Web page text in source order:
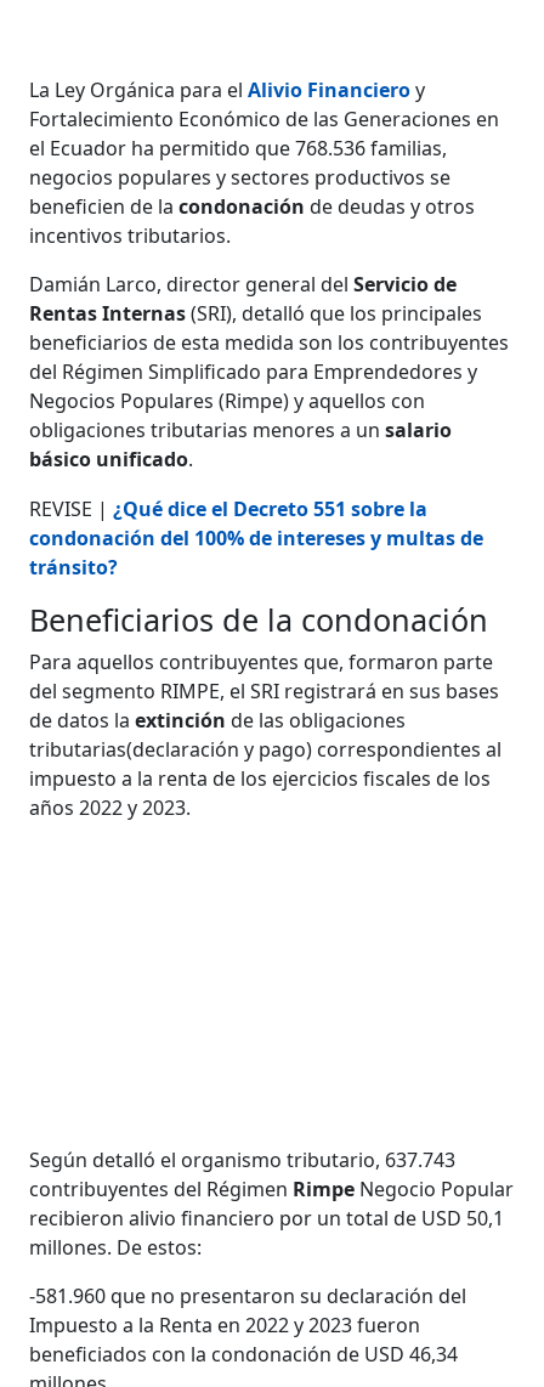
La Ley Orgánica para elAlivio Financieroy
Fortalecimiento Económico de las Generaciones en
el Ecuador ha permitido que 768.536 familias,
negocios populares y sectores productivos se
beneficien de lacondonaciónde deudas y otros
incentivos tributarios.
Damián Larco, director general delServicio de
Rentas Internas(SRI), detalló que los principales
beneficiarios de esta medida son los contribuyentes
del Régimen Simplificado para Emprendedores y
Negocios Populares (Rimpe) y aquellos con
obligaciones tributarias menores a unsalario
básico unificado.
REVISE |¿Qué dice el Decreto 551 sobre la
condonación del 100% de intereses y multas de
tránsito?
Beneficiarios de la condonación
Para aquellos contribuyentes que, formaron parte
del segmento RIMPE, el SRI registrará en sus bases
de datos laextinciónde las obligaciones
tributarias(declaración y pago) correspondientes al
impuesto a la renta de los ejercicios fiscales de los
años 2022 y 2023.
Según detalló el organismo tributario, 637.743
contribuyentes del Régimen Rimpe Negocio Popular
recibieron alivio financiero por un total de USD 50,1
millones. De estos:
-581.960 que no presentaron su declaración del
Impuesto a la Renta en 2022 y 2023 fueron
beneficiados con la condonación de USD 46,34